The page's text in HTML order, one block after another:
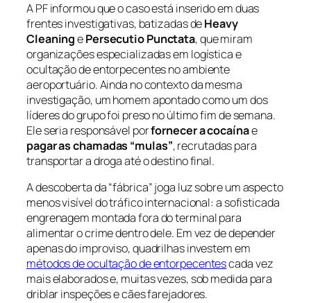
A PF informou que o caso está inserido em duas
frentes investigativas, batizadas deHeavy
CleaningePersecutio Punctata, que miram
organizações especializadas em logística e
ocultação de entorpecentes no ambiente
aeroportuário. Ainda no contexto da mesma
investigação, um homem apontado como um dos
líderes do grupo foi preso no último fim de semana.
Ele seria responsável porfornecer a cocaínae
pagar as chamadas “mulas”, recrutadas para
transportar a droga até o destino final.
A descoberta da “fábrica” joga luz sobre um aspecto
menos visível do tráfico internacional: a sofisticada
engrenagem montada fora do terminal para
alimentar o crime dentro dele. Em vez de depender
apenas do improviso, quadrilhas investem em
métodos de ocultação de entorpecentescada vez
mais elaborados e, muitas vezes, sob medida para
driblar inspeções e cães farejadores.